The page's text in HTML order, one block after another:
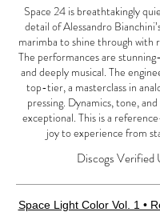
Space 24 is breathtakingly
detail of Alessandro
marimba to shine through with
The performances are
and deeply musical. The
top-tier, a masterclass in
pressing. Dynamics, tone,
exceptional. This is a
joy to experience from
Discogs Verified
Space Light Color Vol. 1 •